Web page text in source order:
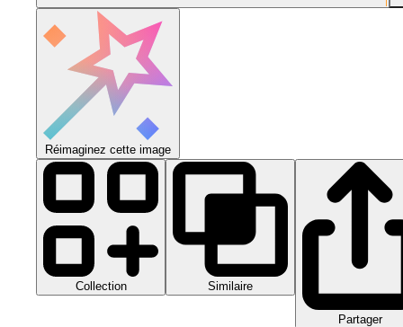
Réimaginez cette image
Collection Similaire
Partager